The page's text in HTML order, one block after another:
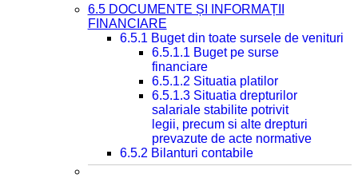
6.5 DOCUMENTE ȘI INFORMAȚII
FINANCIARE
6.5.1 Buget din toate sursele de venituri
6.5.1.1 Buget pe surse
financiare
6.5.1.2 Situatia platilor
6.5.1.3 Situatia drepturilor
salariale stabilite potrivit
legii, precum si alte drepturi
prevazute de acte normative
6.5.2 Bilanturi contabile